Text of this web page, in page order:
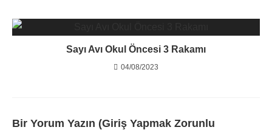
Sayı Avı Okul Öncesi 3 Rakamı
04/08/2023
Bir Yorum Yazın (Giriş Yapmak Zorunlu